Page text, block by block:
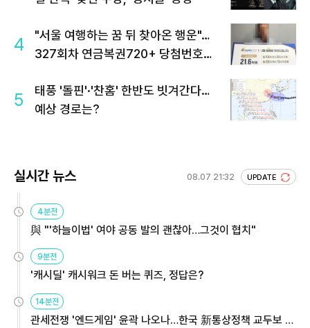
4
"서울 여행하는 꿈 뒤 찾아온 행운"…
327회차 연금복권720+ 당첨번호조
5
태풍 '돌핀'·'찬홈' 한반도 빗겨간다…
예상 경로는?
실시간 뉴스 08.07 21:32 UPDATE
4분전
與 "'하늘이법' 여야 공동 발의 괜찮아…그것이 협치"
9분전
'캐시딜' 캐시워크 돈 버는 퀴즈, 정답은?
14분전
관세전쟁 '엔드게임' 윤곽 나오나…한국 新통상정책 교두보 활